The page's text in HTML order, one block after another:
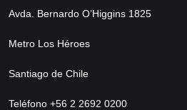
Avda. Bernardo O’Higgins 1825
Metro Los Héroes
Santiago de Chile
Teléfono +56 2 2692 0200